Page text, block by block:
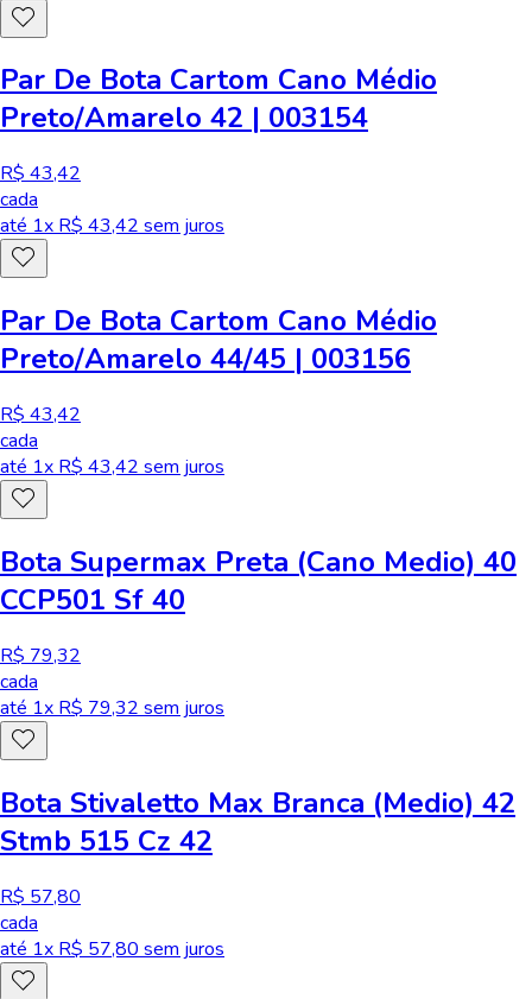
Par De Bota Cartom Cano Médio
Preto/Amarelo 42 | 003154
R$ 43,42
cada
até 1x R$ 43,42 sem juros
Par De Bota Cartom Cano Médio
Preto/Amarelo 44/45 | 003156
R$ 43,42
cada
até 1x R$ 43,42 sem juros
Bota Supermax Preta (Cano Medio) 40
CCP501 Sf 40
R$ 79,32
cada
até 1x R$ 79,32 sem juros
Bota Stivaletto Max Branca (Medio) 42
Stmb 515 Cz 42
R$ 57,80
cada
até 1x R$ 57,80 sem juros